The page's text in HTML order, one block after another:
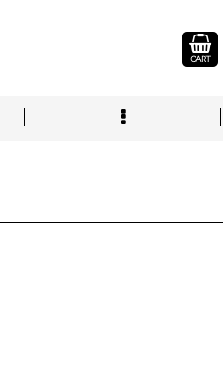
CART